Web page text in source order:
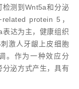
检测到Wnt5a和分泌
protein 5，
达为主，健康组织
刺激人牙龈上皮细胞
。作为一种效应分
泌方式产生，具有